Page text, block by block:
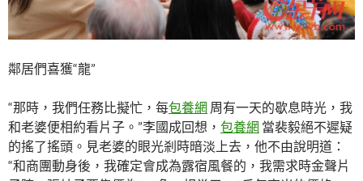
鄰居們喜獲“龍”
“那時，我們任務比擬忙，每包養網 周有一天的歇息時光，我
和老婆便相約看片子。”李國成回想， 包養網 當裴毅絕不遲疑
的搖了搖頭。見老婆的眼光剎時暗淡上去，他不由說明道：
“和商團動身後，我確定會成為露宿風餐的，我需求時金聲片